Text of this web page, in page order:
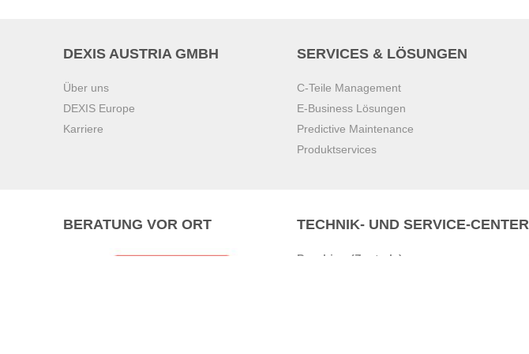
DEXIS AUSTRIA GMBH
Über uns
DEXIS Europe
Karriere
SERVICES & LÖSUNGEN
C-Teile Management
E-Business Lösungen
Predictive Maintenance
Produktservices
BERATUNG VOR ORT TECHNIK- UND SERVICE-CENTER
Pasching (Zentrale)